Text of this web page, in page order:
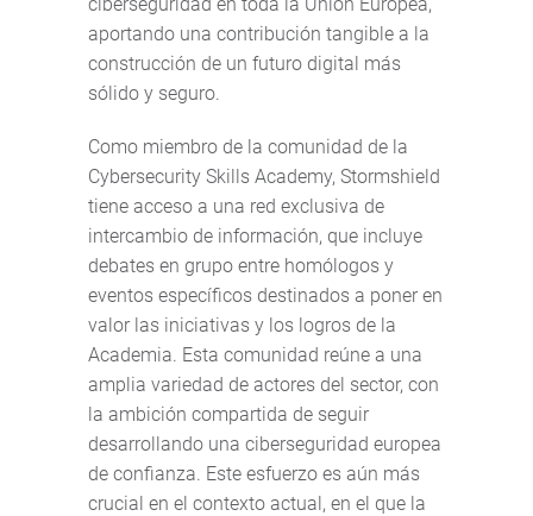
aportando una contribución tangible a la
construcción de un futuro digital más
sólido y seguro.
Como miembro de la comunidad de la
Cybersecurity Skills Academy, Stormshield
tiene acceso a una red exclusiva de
intercambio de información, que incluye
debates en grupo entre homólogos y
eventos específicos destinados a poner en
valor las iniciativas y los logros de la
Academia. Esta comunidad reúne a una
amplia variedad de actores del sector, con
la ambición compartida de seguir
desarrollando una ciberseguridad europea
de confianza. Este esfuerzo es aún más
crucial en el contexto actual, en el que la